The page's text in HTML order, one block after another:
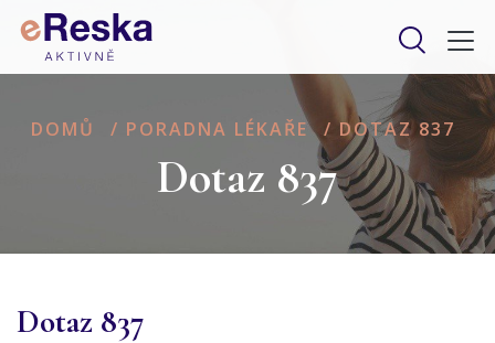
DOMŮ / PORADNA LÉKAŘE / DOTAZ 837
Dotaz 837
Dotaz 837